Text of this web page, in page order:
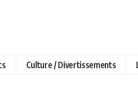
Culture / Divertissements